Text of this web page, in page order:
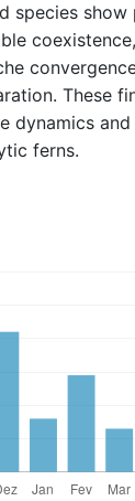
species
These
dynamics
ferns.